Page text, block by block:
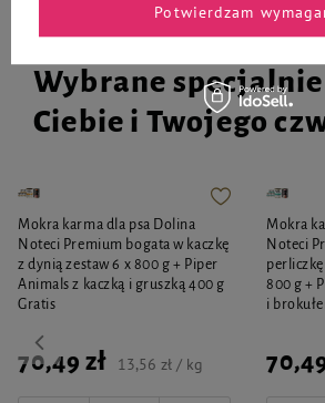
Wybrane
Ciebie i Twojego
Mokra karma dla psa Dolina
Noteci Premium bogata w kaczkę
z dynią zestaw 6 x 800 g + Piper
Animals z kaczką i gruszką 400 g
Gratis
70,49 zł 13,56 zł / kg
Mokra
Noteci
800 g +
i
Potwierdzam